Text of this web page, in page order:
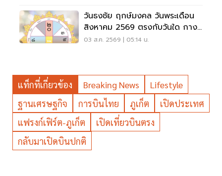
วันธงชัย ฤกษ์มงคล วันพระเดือน
สิงหาคม 2569 ตรงกับวันใด กาง
ปฏิทินเช็กที่นี่
03 ส.ค. 2569 | 05:14 น.
แท็กที่เกี่ยวข้อง Breaking News
Lifestyle
ฐานเศรษฐกิจ
การบินไทย ภูเก็ต
เปิดประเทศ
แฟรงก์เฟิร์ต-ภูเก็ต
เปิดเที่ยวบินตรง
กลับมาเปิดบินปกติ